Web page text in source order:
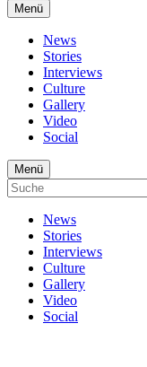
Menü
News
Stories
Interviews
Culture
Gallery
Video
Social
Menü
News
Stories
Interviews
Culture
Gallery
Video
Social